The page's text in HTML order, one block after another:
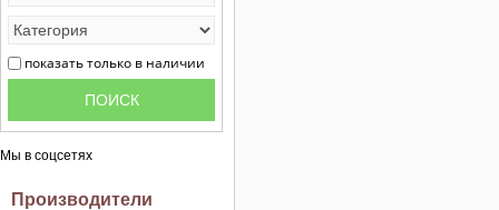
показать только в наличии
Мы в соцсетях
Производители